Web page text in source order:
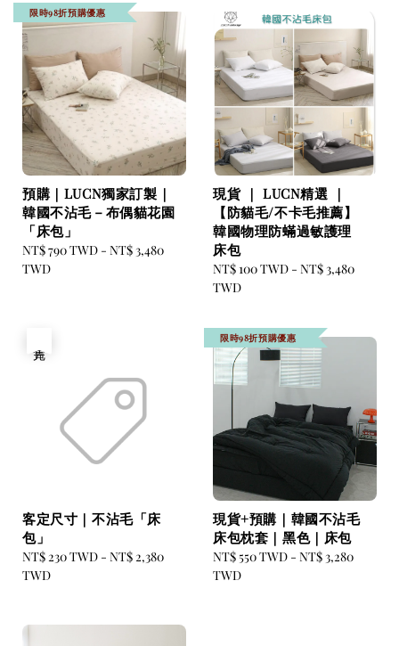
限時98折預購優惠
預購｜LUCN獨家訂製｜
韓國不沾毛－布偶貓花園
「床包」
Regular
price
NT$ 790 TWD - NT$ 3,480
TWD
現貨 ｜ LUCN精選 ｜
【防貓毛/不卡毛推薦】
韓國物理防蟎過敏護理
床包
Regular
price
NT$ 100 TWD - NT$ 3,480
TWD
客定尺寸｜不沾毛「床
包」
Regular
price
NT$ 230 TWD - NT$ 2,380
TWD
限時98折預購優惠
現貨+預購｜韓國不沾毛
床包枕套｜黑色｜床包
Regular
price
NT$ 550 TWD - NT$ 3,280
TWD